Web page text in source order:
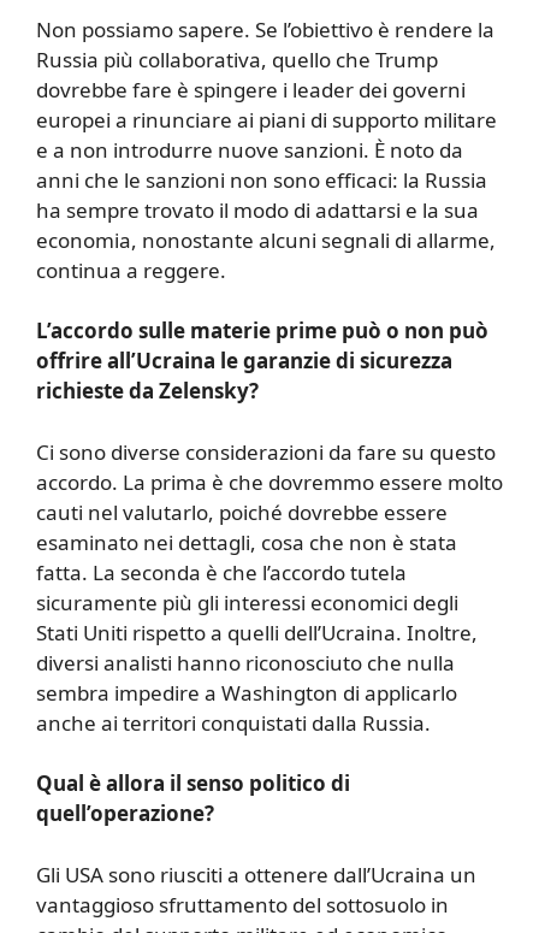
Non possiamo sapere. Se l’obiettivo è rendere la
Russia più collaborativa, quello che Trump
dovrebbe fare è spingere i leader dei governi
europei a rinunciare ai piani di supporto militare
e a non introdurre nuove sanzioni. È noto da
anni che le sanzioni non sono efficaci: la Russia
ha sempre trovato il modo di adattarsi e la sua
economia, nonostante alcuni segnali di allarme,
continua a reggere.
L’accordo sulle materie prime può o non può
offrire all’Ucraina le garanzie di sicurezza
richieste da Zelensky?
Ci sono diverse considerazioni da fare su questo
accordo. La prima è che dovremmo essere molto
cauti nel valutarlo, poiché dovrebbe essere
esaminato nei dettagli, cosa che non è stata
fatta. La seconda è che l’accordo tutela
sicuramente più gli interessi economici degli
Stati Uniti rispetto a quelli dell’Ucraina. Inoltre,
diversi analisti hanno riconosciuto che nulla
sembra impedire a Washington di applicarlo
anche ai territori conquistati dalla Russia.
Qual è allora il senso politico di
quell’operazione?
Gli USA sono riusciti a ottenere dall’Ucraina un
vantaggioso sfruttamento del sottosuolo in